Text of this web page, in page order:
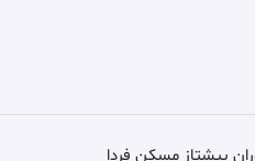
پیشتاز مسکن فردا